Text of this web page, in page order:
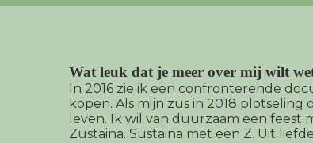
Wat leuk dat je meer over mij wilt
In 2016 zie ik een confronterende
kopen. Als mijn zus in 2018
leven. Ik wil van duurzaam een feest
Zustaina. Sustaina met een Z. Uit